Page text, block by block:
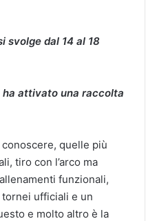
svolge dal 14 al 18
ha attivato una raccolta
quelle più
tiro con l’arco ma
funzionali,
ufficiali e un
e molto altro è la